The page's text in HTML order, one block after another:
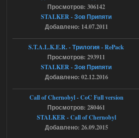
с избавлением от баласта,
доходяга.
Ответить ➤
05.08.2026
Путь во мгле + GUNSLINGER mod
Stalker-Mods-Clan-su
Доступно только для пользователей
Ответить ➤
05.08.2026
Просмотров: 306142
STALKER - Зов Припяти
Добавлено: 14.07.2011
S.T.A.L.K.E.R. - Трилогия - RePack
Просмотров: 293911
STALKER - Зов Припяти
Добавлено: 02.12.2016
Call of Chernobyl - CoC Full version
Просмотров: 280461
STALKER - Call of Chernobyl
Добавлено: 26.09.2015